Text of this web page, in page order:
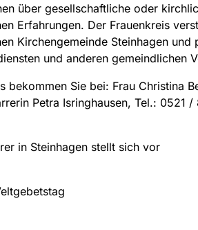
über gesellschaftliche oder
Erfahrungen. Der Frauenkreis
Kirchengemeinde Steinhagen und
und anderen gemeindlichen
bekommen Sie bei: Frau Christina
Petra Isringhausen, Tel.: 0521 /
in Steinhagen stellt sich vor